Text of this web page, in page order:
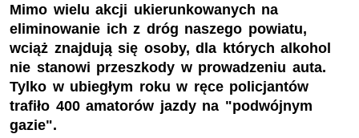
Mimo wielu akcji ukierunkowanych na
eliminowanie ich z dróg naszego powiatu,
wciąż znajdują się osoby, dla których alkohol
nie stanowi przeszkody w prowadzeniu auta.
Tylko w ubiegłym roku w ręce policjantów
trafiło 400 amatorów jazdy na "podwójnym
gazie".